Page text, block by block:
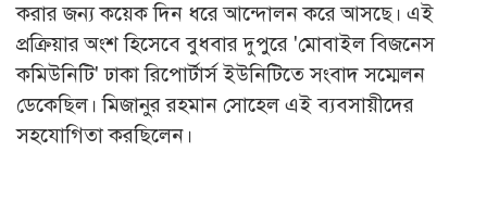
করার জন্য কয়েক দিন ধরে আন্দোলন করে আসছে। এই
প্রক্রিয়ার অংশ হিসেবে বুধবার দুপুরে 'মোবাইল বিজনেস
কমিউনিটি' ঢাকা রিপোর্টার্স ইউনিটিতে সংবাদ সম্মেলন
ডেকেছিল। মিজানুর রহমান সোহেল এই ব্যবসায়ীদের
সহযোগিতা করছিলেন।